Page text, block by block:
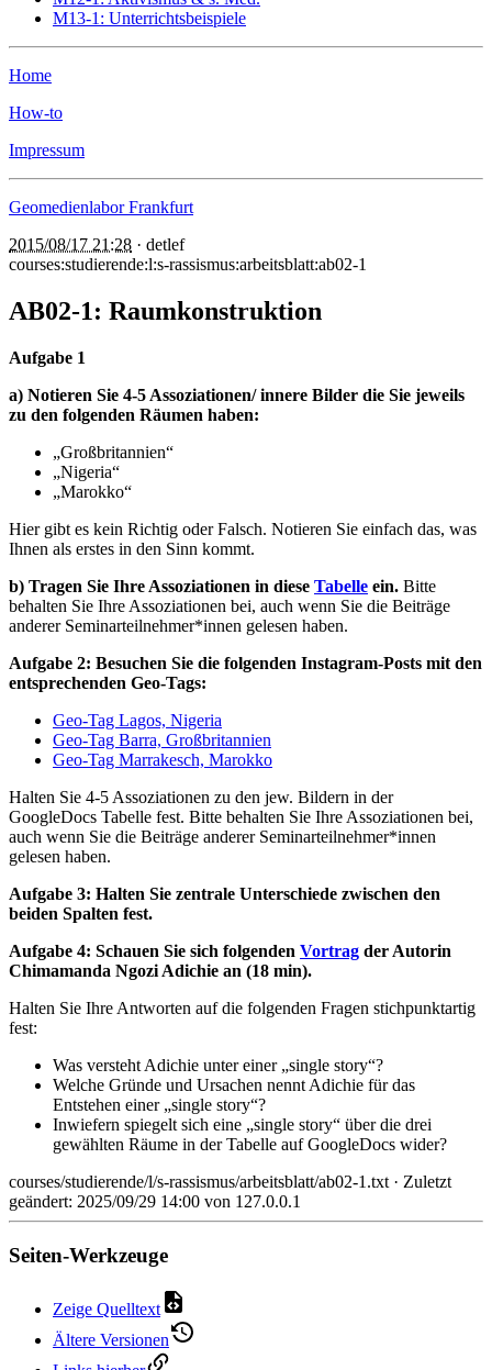
M13-1: Unterrichtsbeispiele
Home
How-to
Impressum
Geomedienlabor Frankfurt
2015/08/17 21:28 · detlef
courses:studierende:l:s-rassismus:arbeitsblatt:ab02-1
AB02-1: Raumkonstruktion
Aufgabe 1
a) Notieren Sie 4-5 Assoziationen/ innere Bilder die Sie jeweils
zu den folgenden Räumen haben:
„Großbritannien“
„Nigeria“
„Marokko“
Hier gibt es kein Richtig oder Falsch. Notieren Sie einfach das, was
Ihnen als erstes in den Sinn kommt.
b) Tragen Sie Ihre Assoziationen in diese Tabelle ein. Bitte
behalten Sie Ihre Assoziationen bei, auch wenn Sie die Beiträge
anderer Seminarteilnehmer*innen gelesen haben.
Aufgabe 2: Besuchen Sie die folgenden Instagram-Posts mit den
entsprechenden Geo-Tags:
Geo-Tag Lagos, Nigeria
Geo-Tag Barra, Großbritannien
Geo-Tag Marrakesch, Marokko
Halten Sie 4-5 Assoziationen zu den jew. Bildern in der
GoogleDocs Tabelle fest. Bitte behalten Sie Ihre Assoziationen bei,
auch wenn Sie die Beiträge anderer Seminarteilnehmer*innen
gelesen haben.
Aufgabe 3: Halten Sie zentrale Unterschiede zwischen den
beiden Spalten fest.
Aufgabe 4: Schauen Sie sich folgenden Vortrag der Autorin
Chimamanda Ngozi Adichie an (18 min).
Halten Sie Ihre Antworten auf die folgenden Fragen stichpunktartig
fest:
Was versteht Adichie unter einer „single story“?
Welche Gründe und Ursachen nennt Adichie für das
Entstehen einer „single story“?
Inwiefern spiegelt sich eine „single story“ über die drei
gewählten Räume in der Tabelle auf GoogleDocs wider?
courses/studierende/l/s-rassismus/arbeitsblatt/ab02-1.txt · Zuletzt
geändert: 2025/09/29 14:00 von 127.0.0.1
Seiten-Werkzeuge
Zeige Quelltext
Ältere Versionen